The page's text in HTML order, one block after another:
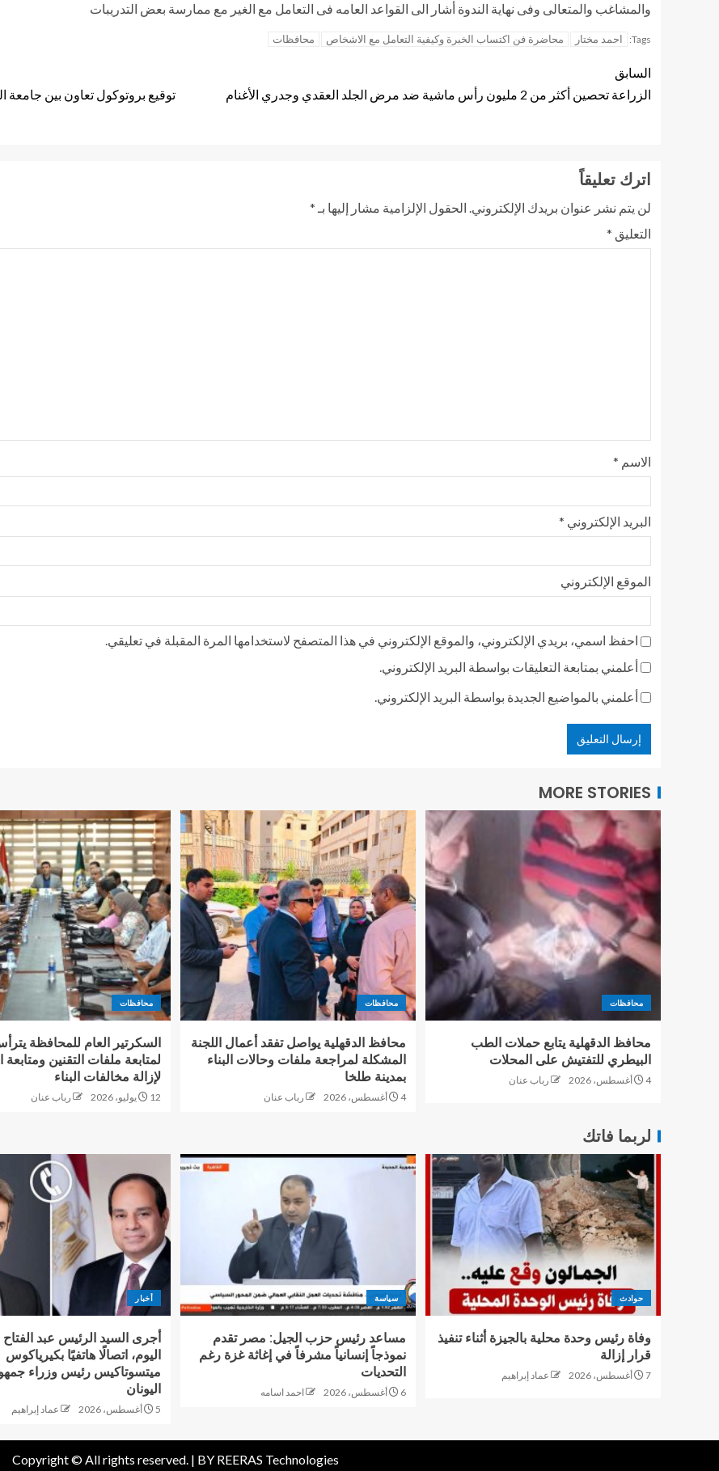
والمشاغب والمتعالى وفى نهاية الندوة أشار الى القواعد العامه فى التعامل مع الغير مع ممارسة بعض التدريبات
Tags: احمد مختار محاضرة فن اكتساب الخبرة وكيفية التعامل مع الاشخاص محافظات
السابق
الزراعة تحصين أكثر من 2 مليون رأس ماشية ضد مرض الجلد العقدي وجدري الأغنام
توقيع بروتوكول تعاون بين جامعة
اترك تعليقاً
لن يتم نشر عنوان بريدك الإلكتروني. الحقول الإلزامية مشار إليها بـ *
التعليق *
الاسم *
البريد الإلكتروني *
الموقع الإلكتروني
احفظ اسمي، بريدي الإلكتروني، والموقع الإلكتروني في هذا المتصفح لاستخدامها المرة المقبلة في تعليقي.
أعلمني بمتابعة التعليقات بواسطة البريد الإلكتروني.
أعلمني بالمواضيع الجديدة بواسطة البريد الإلكتروني.
MORE STORIES
محافظات
محافظ الدقهلية يتابع حملات الطب
البيطري للتفتيش على المحلات
4 أغسطس، 2026 رباب عنان
محافظات
محافظ الدقهلية يواصل تفقد أعمال اللجنة
المشكلة لمراجعة ملفات وحالات البناء
بمدينة طلخا
4 أغسطس، 2026 رباب عنان
محافظات
السكرتير العام للمحافظة
لإزالة مخالفات البناء
12 يوليو، 2026 رباب عنان
لربما فاتك
حوادث
وفاة رئيس وحدة محلية بالجيزة أثناء تنفيذ
قرار إزالة
7 أغسطس، 2026 عماد إبراهيم
سياسة
مساعد رئيس حزب الجيل: مصر تقدم
نموذجاً إنسانياً مشرفاً في إغاثة غزة رغم
التحديات
6 أغسطس، 2026 احمد اسامه
أخبار
أجرى السيد الرئيس عبد
اليوم، اتصالًا هاتفيًا بكيرياكوس
ميتسوتاكيس رئيس وزراء
اليونان
5 أغسطس، 2026 عماد إبراهيم
Copyright © All rights reserved. | BY REERAS Technologies